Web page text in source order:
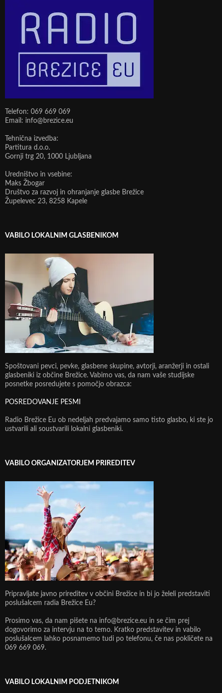
Telefon: 069 669 069
Email: info@brezice.eu
Tehnična izvedba:
Partitura d.o.o.
Gornji trg 20, 1000 Ljubljana
Uredništvo in vsebine:
Maks Žbogar
Društvo za razvoj in ohranjanje glasbe Brežice
Župelevec 23, 8258 Kapele
VABILO LOKALNIM GLASBENIKOM
Spoštovani pevci, pevke, glasbene skupine, avtorji, aranžerji in ostali
glasbeniki iz občine Brežice. Vabimo vas, da nam vaše studijske
posnetke posredujete s pomočjo obrazca:
POSREDOVANJE PESMI
Radio Brežice Eu ob nedeljah predvajamo samo tisto glasbo, ki ste jo
ustvarili ali soustvarili lokalni glasbeniki.
VABILO ORGANIZATORJEM PRIREDITEV
Pripravljate javno prireditev v občini Brežice in bi jo želeli predstaviti
poslušalcem radia Brežice Eu?
Prosimo vas, da nam pišete na info@brezice.eu in se čim prej
dogovorimo za intervju na to temo. Kratko predstavitev in vabilo
poslušalcem lahko posnamemo tudi po telefonu, če nas pokličete na
069 669 069.
VABILO LOKALNIM PODJETNIKOM